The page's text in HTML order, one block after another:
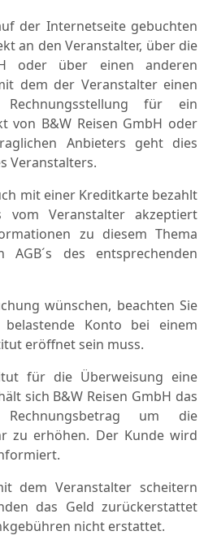
der Internetseite gebuchten
an den Veranstalter, über die
oder über einen anderen
dem der Veranstalter einen
für ein
von B&W Reisen GmbH oder
Anbieters geht dies
Veranstalters.
mit einer Kreditkarte bezahlt
vom Veranstalter akzeptiert
zu diesem Thema
des entsprechenden
wünschen, beachten Sie
Konto bei einem
eröffnet sein muss.
für die Überweisung eine
sich B&W Reisen GmbH das
um die
zu erhöhen. Der Kunde wird
.
dem Veranstalter scheitern
das Geld zurückerstattet
nicht erstattet.